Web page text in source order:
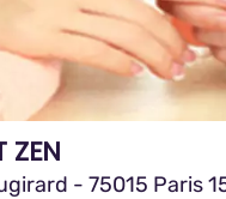
ZEN
- 75015 Paris